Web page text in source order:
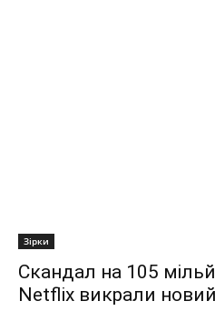
Зірки
Скандал на 105
Netflix викрали